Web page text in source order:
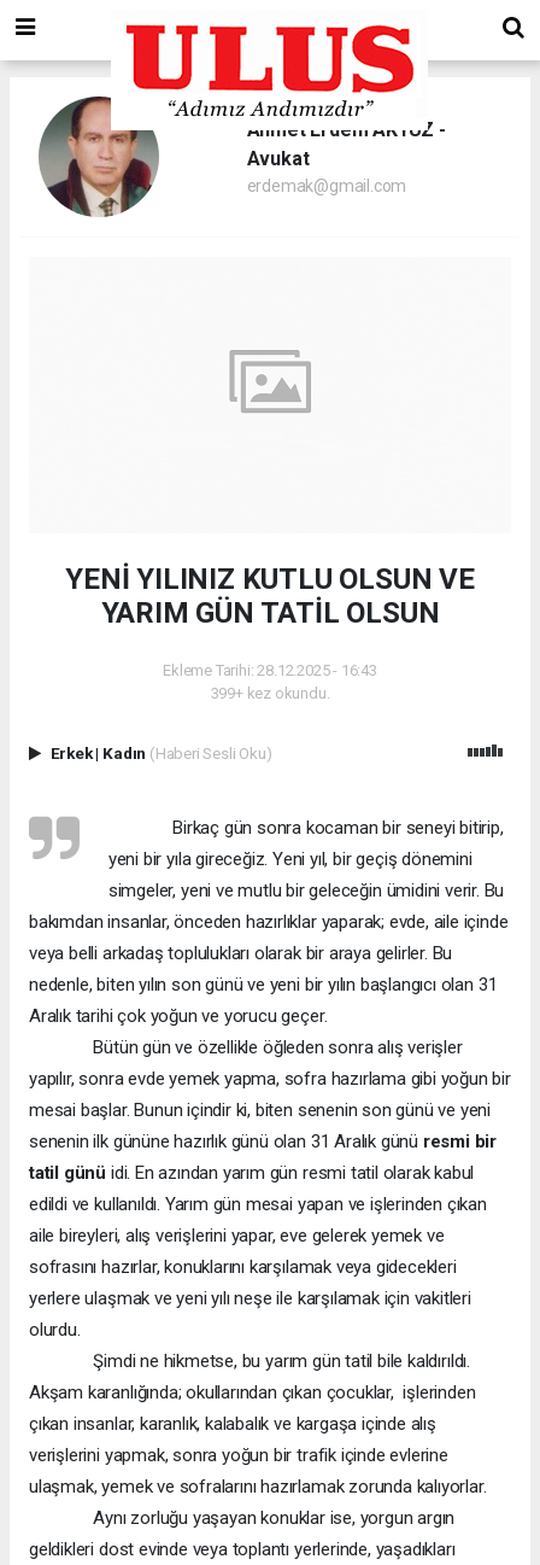
Ahmet Erdem AKYÜZ -
Avukat
erdemak@gmail.com
YENİ YILINIZ KUTLU OLSUN VE
YARIM GÜN TATİL OLSUN
Ekleme Tarihi: 28.12.2025 - 16:43
399+ kez okundu.
Erkek| Kadın (Haberi Sesli Oku)
Birkaç gün sonra kocaman bir seneyi bitirip,
yeni bir yıla gireceğiz. Yeni yıl, bir geçiş dönemini
simgeler, yeni ve mutlu bir geleceğin ümidini verir. Bu
bakımdan insanlar, önceden hazırlıklar yaparak; evde, aile içinde
veya belli arkadaş toplulukları olarak bir araya gelirler. Bu
nedenle, biten yılın son günü ve yeni bir yılın başlangıcı olan 31
Aralık tarihi çok yoğun ve yorucu geçer.
Bütün gün ve özellikle öğleden sonra alış verişler
yapılır, sonra evde yemek yapma, sofra hazırlama gibi yoğun bir
mesai başlar. Bunun içindir ki, biten senenin son günü ve yeni
senenin ilk gününe hazırlık günü olan 31 Aralık günü resmi bir
tatil günü idi. En azından yarım gün resmi tatil olarak kabul
edildi ve kullanıldı. Yarım gün mesai yapan ve işlerinden çıkan
aile bireyleri, alış verişlerini yapar, eve gelerek yemek ve
sofrasını hazırlar, konuklarını karşılamak veya gidecekleri
yerlere ulaşmak ve yeni yılı neşe ile karşılamak için vakitleri
olurdu.
Şimdi ne hikmetse, bu yarım gün tatil bile kaldırıldı.
Akşam karanlığında; okullarından çıkan çocuklar, işlerinden
çıkan insanlar, karanlık, kalabalık ve kargaşa içinde alış
verişlerini yapmak, sonra yoğun bir trafik içinde evlerine
ulaşmak, yemek ve sofralarını hazırlamak zorunda kalıyorlar.
Aynı zorluğu yaşayan konuklar ise, yorgun argın
geldikleri dost evinde veya toplantı yerlerinde, yaşadıkları